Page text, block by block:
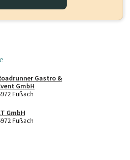
Gastro &
GmbH
Fußach
GmbH
Fußach